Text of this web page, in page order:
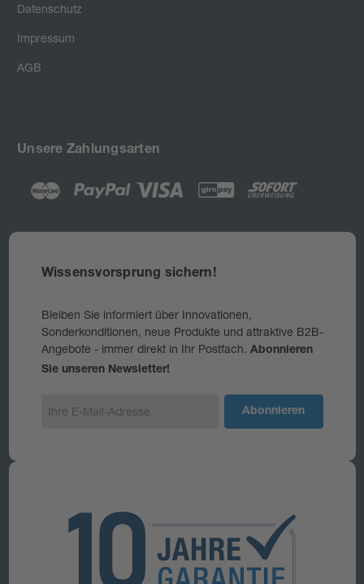
Datenschutz
Impressum
AGB
Unsere Zahlungsarten
Wissensvorsprung sichern!
Bleiben Sie informiert über Innovationen,
Sonderkonditionen, neue Produkte und attraktive B2B-
Angebote - immer direkt in Ihr Postfach. Abonnieren
Sie unseren Newsletter!